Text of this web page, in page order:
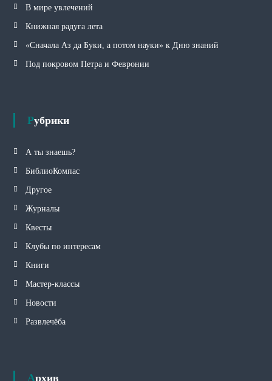
В мире увлечений
Книжная радуга лета
«Сначала Аз да Буки, а потом науки» к Дню знаний
Под покровом Петра и Февронии
Рубрики
А ты знаешь?
БиблиоКомпас
Другое
Журналы
Квесты
Клубы по интересам
Книги
Мастер-классы
Новости
Развлечёба
Архив